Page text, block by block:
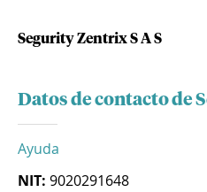
Segurity Zentrix S A S
Datos de contacto de
Ayuda
NIT: 9020291648